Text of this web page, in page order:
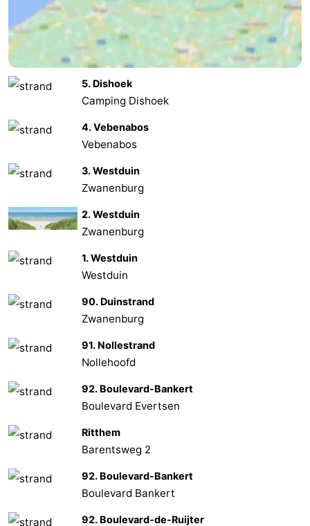
bos
Middelburg
Zeeuws-
Vlaanderen
Nieuwvliet
-
Sluis
-
Nature
Het
Météo
Contact
5. Dishoek
Camping Dishoek
4. Vebenabos
Vebenabos
3. Westduin
Zwanenburg
2. Westduin
Zwanenburg
1. Westduin
Westduin
90. Duinstrand
Zwanenburg
91. Nollestrand
Nollehoofd
92. Boulevard-Bankert
Boulevard Evertsen
Ritthem
Barentsweg 2
92. Boulevard-Bankert
Boulevard Bankert
92. Boulevard-de-Ruijter